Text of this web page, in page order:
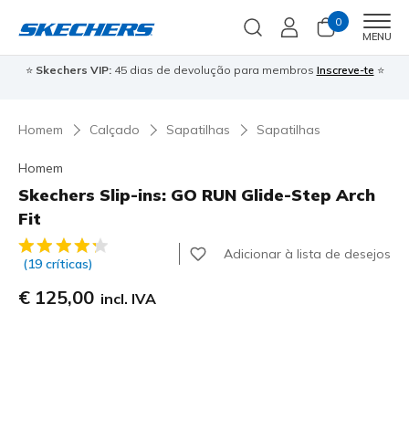
0
MENU
⭐ Skechers VIP:45 dias de devolução para membros Inscreve-te ⭐
Homem Calçado Sapatilhas Sapatilhas
Homem
Skechers Slip-ins: GO RUN Glide-Step Arch
Fit
5 de 5 – Classificação do cliente
(19 críticas)
Adicionar à lista de desejos
€ 125,00 incl. IVA